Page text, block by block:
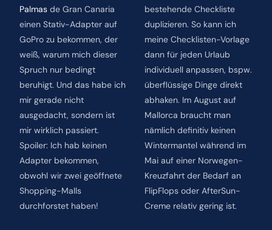
Palmasde Gran Canaria
einen Stativ-Adapter auf
GoPro zu bekommen, der
weiß, warum mich dieser
Spruch nur bedingt
beruhigt. Und das habe ich
mir gerade nicht
ausgedacht, sondern ist
mir wirklich passiert.
Spoiler: Ich hab keinen
Adapter bekommen,
obwohl wir zwei geöffnete
Shopping-Malls
durchforstet haben!
bestehende Checkliste
duplizieren. So kann ich
meine Checklisten-Vorlage
dann für jeden Urlaub
individuell anpassen, bspw.
überflüssige Dinge direkt
abhaken. Im August auf
Mallorca braucht man
nämlich definitiv keinen
Wintermantel während im
Mai auf einer Norwegen-
Kreuzfahrt der Bedarf an
FlipFlops oder AfterSun-
Creme relativ gering ist.